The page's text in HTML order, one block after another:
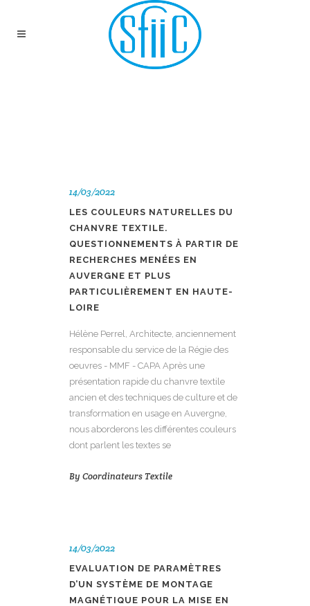
14/03/2022
LES COULEURS NATURELLES DU
CHANVRE TEXTILE.
QUESTIONNEMENTS À PARTIR DE
RECHERCHES MENÉES EN
AUVERGNE ET PLUS
PARTICULIÈREMENT EN HAUTE-
LOIRE
Hélène Perrel, Architecte, anciennement
responsable du service de la Régie des
oeuvres - MMF - CAPA Après une
présentation rapide du chanvre textile
ancien et des techniques de culture et de
transformation en usage en Auvergne,
nous aborderons les différentes couleurs
dont parlent les textes se
By Coordinateurs Textile
14/03/2022
EVALUATION DE PARAMÈTRES
D’UN SYSTÈME DE MONTAGE
MAGNÉTIQUE POUR LA MISE EN